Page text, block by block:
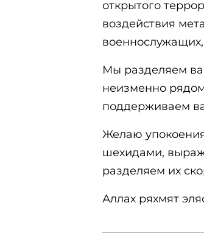
открытого
воздействия
Мы разделяем
неизменно
поддерживаем
Желаю
шехидами,
разделяем их
Аллах ряхмят